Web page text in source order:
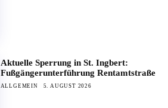
Aktuelle Sperrung in St. Ingbert:
Fußgängerunterführung Rentamtstraße
ALLGEMEIN 5. AUGUST 2026